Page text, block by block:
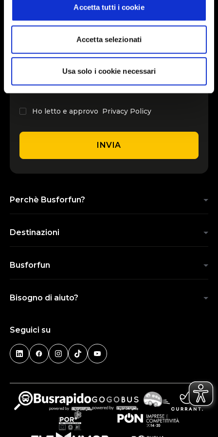
Accetta tutti i cookie
Accetta selezionati
Usa solo i cookie necessari
INSERISCI IL TUO NOME
Ho letto e approvo Privacy Policy
INVIA
Perchè Busforfun?
Destinazioni
Busforfun
Bisogno di aiuto?
Seguici su